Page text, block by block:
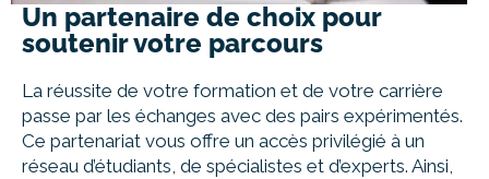
Un partenaire de choix pour
soutenir votre parcours
La réussite de votre formation et de votre carrière
passe par les échanges avec des pairs expérimentés.
Ce partenariat vous offre un accès privilégié à un
réseau d’étudiants, de spécialistes et d’experts. Ainsi,